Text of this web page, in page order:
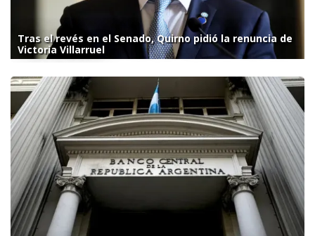
Tras el revés en el Senado, Quirno pidió la renuncia de
Victoria Villarruel